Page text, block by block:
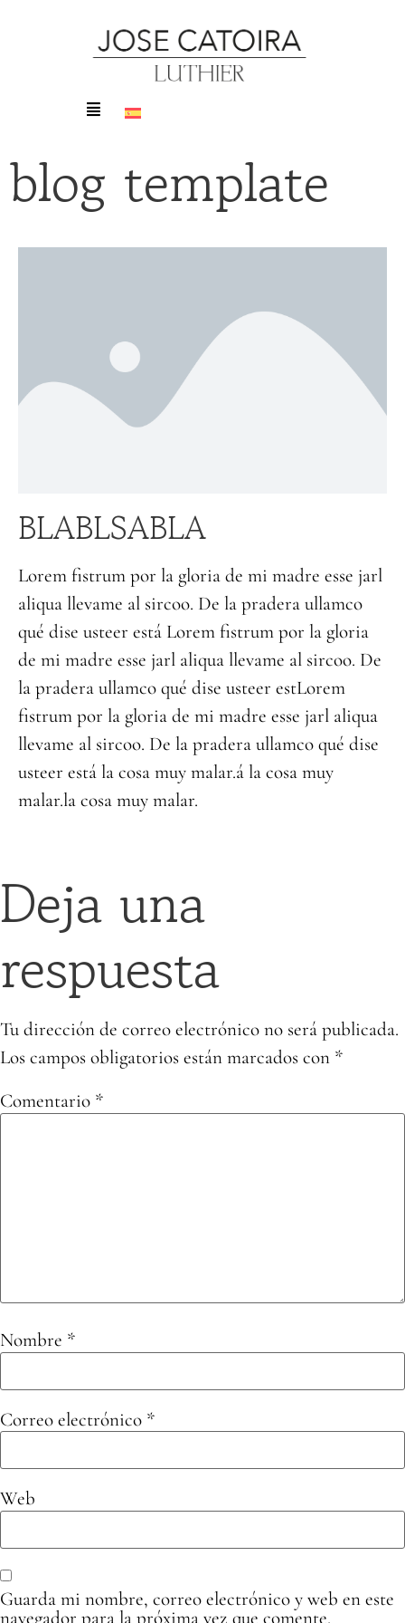
blog template
BLABLSABLA
Lorem fistrum por la gloria de mi madre esse jarl
aliqua llevame al sircoo. De la pradera ullamco
qué dise usteer está Lorem fistrum por la gloria
de mi madre esse jarl aliqua llevame al sircoo. De
la pradera ullamco qué dise usteer estLorem
fistrum por la gloria de mi madre esse jarl aliqua
llevame al sircoo. De la pradera ullamco qué dise
usteer está la cosa muy malar.á la cosa muy
malar.la cosa muy malar.
Deja una
respuesta
Tu dirección de correo electrónico no será publicada.
Los campos obligatorios están marcados con *
Comentario *
Nombre *
Correo electrónico *
Web
Guarda mi nombre, correo electrónico y web en este
navegador para la próxima vez que comente.